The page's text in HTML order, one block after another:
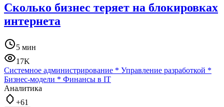
Cколько бизнес теряет на блокировках
интернета
5 мин
17K
Системное администрирование * Управление разработкой *
Бизнес-модели * Финансы в IT
Аналитика
+61